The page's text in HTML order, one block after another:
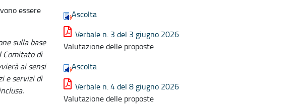
essere
sulla base
Comitato di
ai sensi
e servizi di
Ascolta
Verbale n. 3 del 3 giugno 2026
Valutazione delle proposte
Ascolta
Verbale n. 4 del 8 giugno 2026
Valutazione delle proposte